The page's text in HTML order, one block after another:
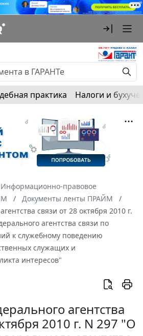
практика Налоги и
Информационно-правовое
Документы ленты ПРАЙМ
связи от 28 октября 2010 г.
агентства связи по
к служебному поведению
служащих и
интересов"
агентства
2010 г. N 297 "О